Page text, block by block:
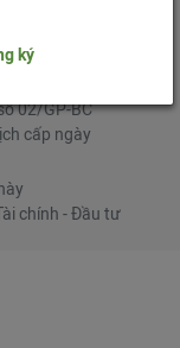
02/GP-BC
cấp ngày
chính - Đầu tư
ký